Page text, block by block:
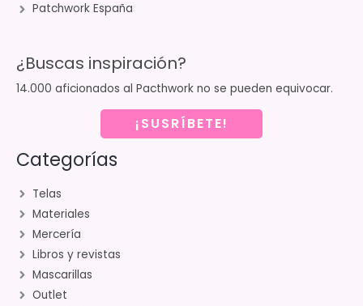
Patchwork España
¿Buscas inspiración?
14.000 aficionados al Pacthwork no se pueden equivocar.
¡SUSRÍBETE!
Categorías
Telas
Materiales
Mercería
Libros y revistas
Mascarillas
Outlet